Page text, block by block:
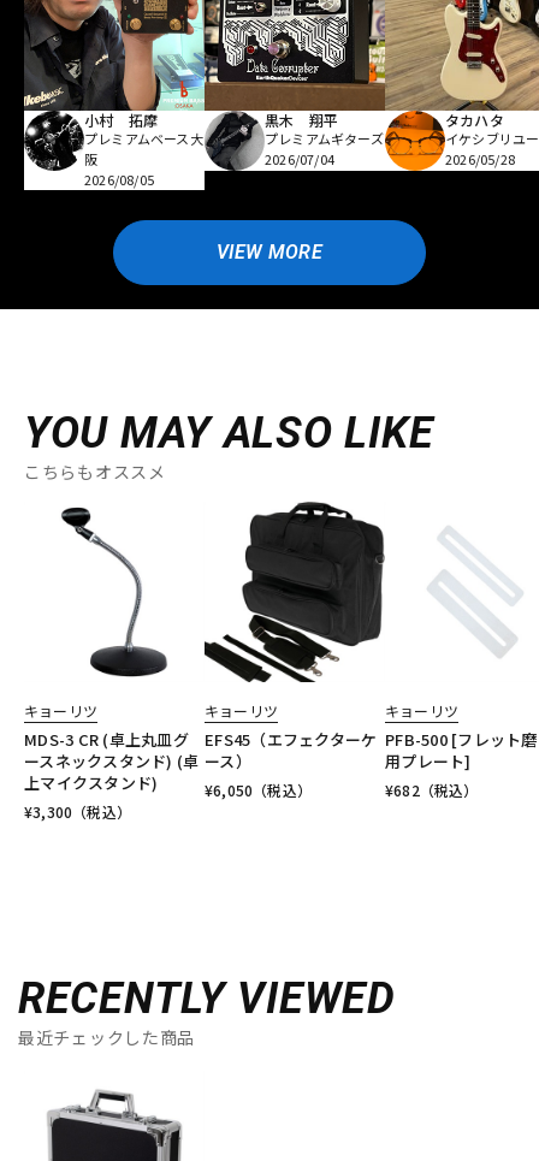
小村 拓摩
プレミアムベース大
阪
2026/08/05
黒木 翔平
プレミアムギターズ
2026/07/04
タカハタ
イケシブリユ
2026/05/28
VIEW MORE
YOU MAY ALSO LIKE
こちらもオススメ
キョーリツ
MDS-3 CR (卓上丸皿グ
ースネックスタンド) (卓
上マイクスタンド)
¥3,300 （税込）
キョーリツ
EFS45（エフェクターケ
ース）
¥6,050 （税込）
キョーリツ
PFB-500 [フレット
用プレート]
¥682（税込）
RECENTLY VIEWED
最近チェックした商品